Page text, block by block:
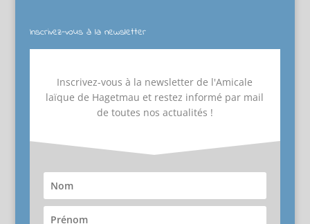
Inscrivez-vous à la newsletter
Inscrivez-vous à la newsletter de l'Amicale
laïque de Hagetmau et restez informé par mail
de toutes nos actualités !